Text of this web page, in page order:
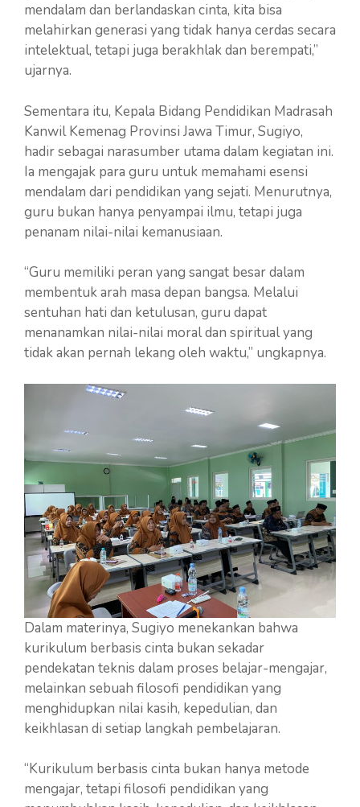
mendalam dan berlandaskan cinta, kita bisa
melahirkan generasi yang tidak hanya cerdas secara
intelektual, tetapi juga berakhlak dan berempati,”
ujarnya.
Sementara itu, Kepala Bidang Pendidikan Madrasah
Kanwil Kemenag Provinsi Jawa Timur, Sugiyo,
hadir sebagai narasumber utama dalam kegiatan ini.
Ia mengajak para guru untuk memahami esensi
mendalam dari pendidikan yang sejati. Menurutnya,
guru bukan hanya penyampai ilmu, tetapi juga
penanam nilai-nilai kemanusiaan.
“Guru memiliki peran yang sangat besar dalam
membentuk arah masa depan bangsa. Melalui
sentuhan hati dan ketulusan, guru dapat
menanamkan nilai-nilai moral dan spiritual yang
tidak akan pernah lekang oleh waktu,” ungkapnya.
Dalam materinya, Sugiyo menekankan bahwa
kurikulum berbasis cinta bukan sekadar
pendekatan teknis dalam proses belajar-mengajar,
melainkan sebuah filosofi pendidikan yang
menghidupkan nilai kasih, kepedulian, dan
keikhlasan di setiap langkah pembelajaran.
“Kurikulum berbasis cinta bukan hanya metode
mengajar, tetapi filosofi pendidikan yang